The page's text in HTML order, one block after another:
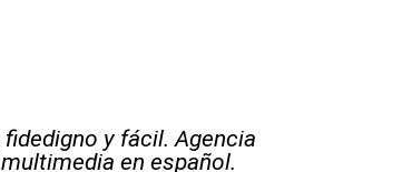
fidedigno y fácil. Agencia
en español.